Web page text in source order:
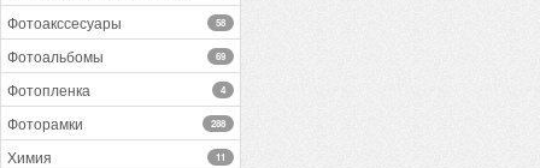
Фотоакссесуары 58
Фотоальбомы 69
Фотопленка 4
Фоторамки 288
Химия 11